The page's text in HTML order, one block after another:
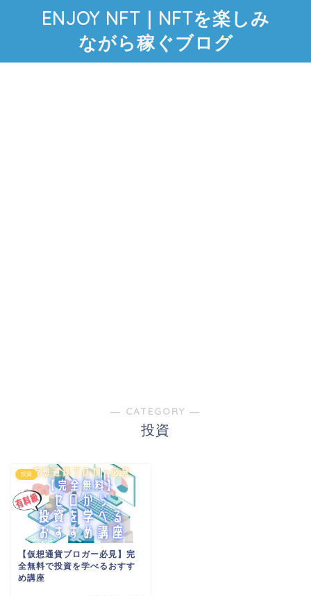
ENJOY NFT｜NFTを楽しみ
ながら稼ぐブログ
― CATEGORY ―
投資
投資
【仮想通貨ブロガー必見】完
全無料で投資を学べるおすす
め講座